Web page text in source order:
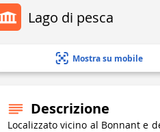
Lago di pesca
Mostra su mobile
Descrizione
Localizzato vicino al Bonnant e